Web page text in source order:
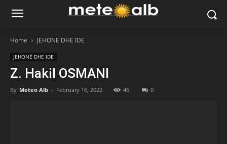
Home JEHONË DHE IDE
JEHONË DHE IDE
Z. Hakil OSMANI
By Meteo Alb - February 16, 2022 46 0